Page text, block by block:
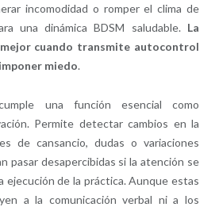
incomodidad o romper el clima de
una dinámica BDSM saludable. La
cuando transmite autocontrol
miedo.
una función esencial como
Permite detectar cambios en la
de cansancio, dudas o variaciones
pasar desapercibidas si la atención se
ejecución de la práctica. Aunque estas
a la comunicación verbal ni a los